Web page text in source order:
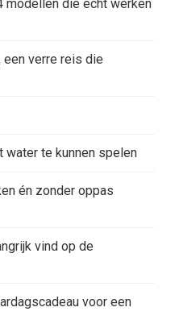
modellen die écht werken
een verre reis die
water te kunnen spelen
én zonder oppas
vind op de
voor een